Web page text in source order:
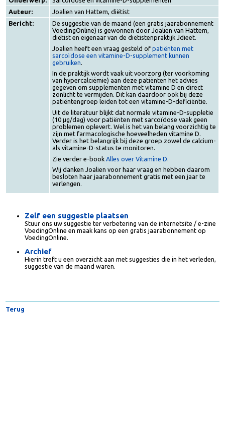
Onderwerp:
Sarcoïdose en vitamine-D-supplementen
Auteur:
Joalien van Hattem, diëtist
De suggestie van de maand (een gratis jaarabonnement
VoedingOnline) is gewonnen door Joalien van Hattem,
diëtist en eigenaar van de diëtistenpraktijk Jdieet.
Joalien heeft een vraag gesteld of
sarcoïdose een vitamine-D-supplement kunnen
gebruiken.
In de praktijk wordt vaak uit voorzorg (ter voorkoming
van hypercalciëmie) aan deze patiënten het advies
gegeven om supplementen met vitamine D en direct
zonlicht te vermijden. Dit kan daardoor ook bij deze
patiëntengroep leiden tot een vitamine-D-deficiëntie.
Uit de literatuur blijkt dat normale vitamine-D-suppletie
(10 μg/dag) voor patiënten met sarcoïdose vaak geen
problemen oplevert. Wel is het van belang voorzichtig
zijn met farmacologische hoeveelheden vitamine D.
Verder is het belangrijk bij deze groep zowel de
als vitamine-D-status te monitoren.
Zie verder e-bookAlles over Vitamine D.
Wij danken Joalien voor haar vraag en hebben daarom
Zelf een suggestie plaatsen
Stuur ons uw suggestie ter verbetering van de internetsite / e-
VoedingOnline en maak kans op een gratis jaarabonnement op
VoedingOnline.